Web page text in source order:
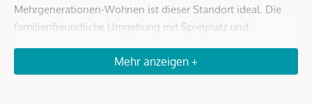
Mehrgenerationen-Wohnen ist dieser Standort ideal. Die
familienfreundliche Umgebung mit Spielplatz und
und macht die Wohnungen besonders begehrt bei Mietern.
Mehr anzeigen +